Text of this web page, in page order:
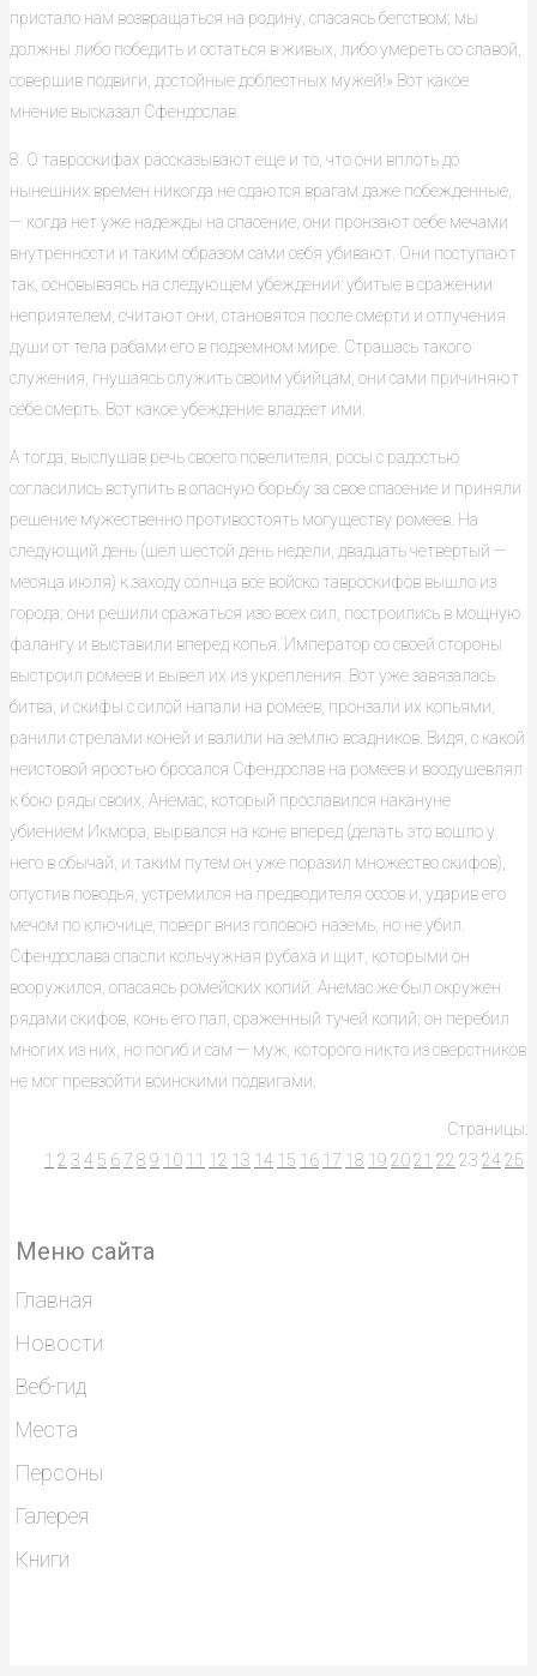
пристало нам возвращаться на родину, спасаясь бегством; мы
должны либо победить и остаться в живых, либо умереть со славой,
совершив подвиги, достойные доблестных мужей!» Вот какое
мнение высказал Сфендослав.
8. О тавроскифах рассказывают еще и то, что они вплоть до
нынешних времен никогда не сдаются врагам даже побежденные,
— когда нет уже надежды на спасение, они пронзают себе мечами
внутренности и таким образом сами себя убивают. Они поступают
так, основываясь на следующем убеждении: убитые в сражении
неприятелем, считают они, становятся после смерти и отлучения
души от тела рабами его в подземном мире. Страшась такого
служения, гнушаясь служить своим убийцам, они сами причиняют
себе смерть. Вот какое убеждение владеет ими.
А тогда, выслушав речь своего повелителя, росы с радостью
согласились вступить в опасную борьбу за свое спасение и приняли
решение мужественно противостоять могуществу ромеев. На
следующий день (шел шестой день недели, двадцать четвертый —
месяца июля) к заходу солнца все войско тавроскифов вышло из
города; они решили сражаться изо всех сил, построились в мощную
фалангу и выставили вперед копья. Император со своей стороны
выстроил ромеев и вывел их из укрепления. Вот уже завязалась
битва, и скифы с силой напали на ромеев, пронзали их копьями,
ранили стрелами коней и валили на землю всадников. Видя, с какой
неистовой яростью бросался Сфендослав на ромеев и воодушевлял
к бою ряды своих, Анемас, который прославился накануне
убиением Икмора, вырвался на коне вперед (делать это вошло у
него в обычай, и таким путем он уже поразил множество скифов),
опустив поводья, устремился на предводителя оссов и, ударив его
мечом по ключице, поверг вниз головою наземь, но не убил.
Сфендослава спасли кольчужная рубаха и щит, которыми он
вооружился, опасаясь ромейских копий. Анемас же был окружен
рядами скифов, конь его пал, сраженный тучей копий; он перебил
многих из них, но погиб и сам — муж, которого никто из сверстников
не мог превзойти воинскими подвигами.
Страницы:
1 2 3 4 5 6 7 8 9 10 11 12 13 14 15 16 17 18 19 2021 22 23 24 25
Меню сайта
Главная
Новости
Веб-гид
Места
Персоны
Галерея
Книги